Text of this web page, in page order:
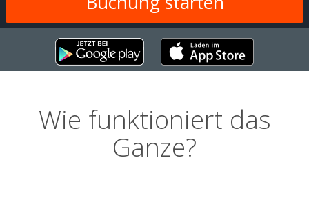
Wie funktioniert das
Ganze?